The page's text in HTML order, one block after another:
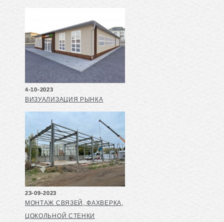
4-10-2023
ВИЗУАЛИЗАЦИЯ РЫНКА
23-09-2023
МОНТАЖ СВЯЗЕЙ, ФАХВЕРКА,
ЦОКОЛЬНОЙ СТЕНКИ